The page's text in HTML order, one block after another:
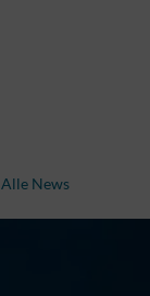
Alle News